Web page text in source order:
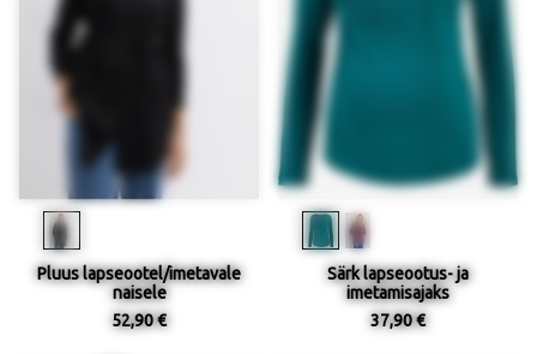
Pluus lapseootel/imetavale
naisele
52,90 €
Särk lapseootus- ja
imetamisajaks
37,90 €